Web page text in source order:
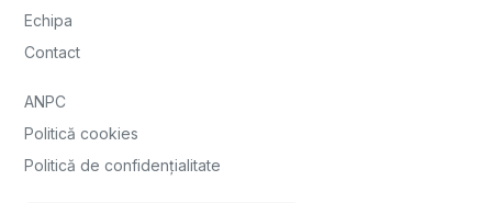
Echipa
Contact
ANPC
Politică cookies
Politică de confidențialitate